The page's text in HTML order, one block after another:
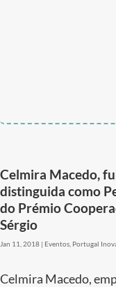
Celmira Macedo,
distinguida como
do Prémio
Sérgio
Jan 11, 2018 | Eventos Portugal
Celmira Macedo,